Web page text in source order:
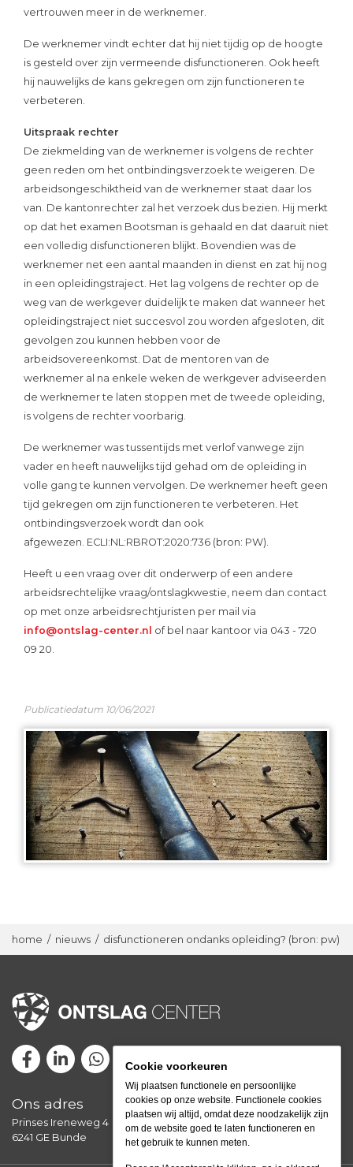
Cookie voorkeuren
Wij plaatsen functionele en persoonlijke
cookies op onze website. Functionele cookies
plaatsen wij altijd, omdat deze noodzakelijk zijn
om de website goed te laten functioneren en
het gebruik te kunnen meten.
vertrouwen meer in de werknemer.
De werknemer vindt echter dat hij niet tijdig op de hoogte
is gesteld over zijn vermeende disfunctioneren. Ook heeft
hij nauwelijks de kans gekregen om zijn functioneren te
verbeteren.
Uitspraak rechter
De ziekmelding van de werknemer is volgens de rechter
geen reden om het ontbindingsverzoek te weigeren. De
arbeidsongeschiktheid van de werknemer staat daar los
van. De kantonrechter zal het verzoek dus bezien. Hij merkt
op dat het examen Bootsman is gehaald en dat daaruit niet
een volledig disfunctioneren blijkt. Bovendien was de
werknemer net een aantal maanden in dienst en zat hij nog
in een opleidingstraject. Het lag volgens de rechter op de
weg van de werkgever duidelijk te maken dat wanneer het
opleidingstraject niet succesvol zou worden afgesloten, dit
gevolgen zou kunnen hebben voor de
arbeidsovereenkomst. Dat de mentoren van de
werknemer al na enkele weken de werkgever adviseerden
de werknemer te laten stoppen met de tweede opleiding,
is volgens de rechter voorbarig.
De werknemer was tussentijds met verlof vanwege zijn
vader en heeft nauwelijks tijd gehad om de opleiding in
volle gang te kunnen vervolgen. De werknemer heeft geen
tijd gekregen om zijn functioneren te verbeteren. Het
ontbindingsverzoek wordt dan ook
afgewezen. ECLI:NL:RBROT:2020:736 (bron: PW).
Heeft u een vraag over dit onderwerp of een andere
arbeidsrechtelijke vraag/ontslagkwestie, neem dan contact
op met onze arbeidsrechtjuristen per mail via
info@ontslag-center.nl of bel naar kantoor via 043 - 720
09 20.
Publicatiedatum 10/06/2021
home / nieuws / disfunctioneren ondanks opleiding? (bron: pw)
Ons adres
Prinses Ireneweg 4
6241 GE Bunde